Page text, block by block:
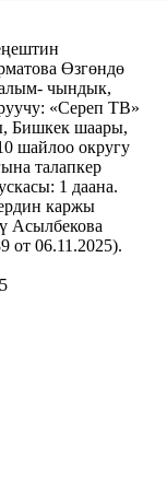
Өзгөндө
чындык,
«Сереп ТВ»
Бишкек шаары,
шайлоо округу
талапкер
1 даана.
каржы
Асылбекова
от 06.11.2025).